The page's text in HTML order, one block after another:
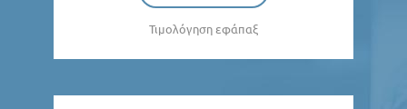
Τιμολόγηση εφάπαξ